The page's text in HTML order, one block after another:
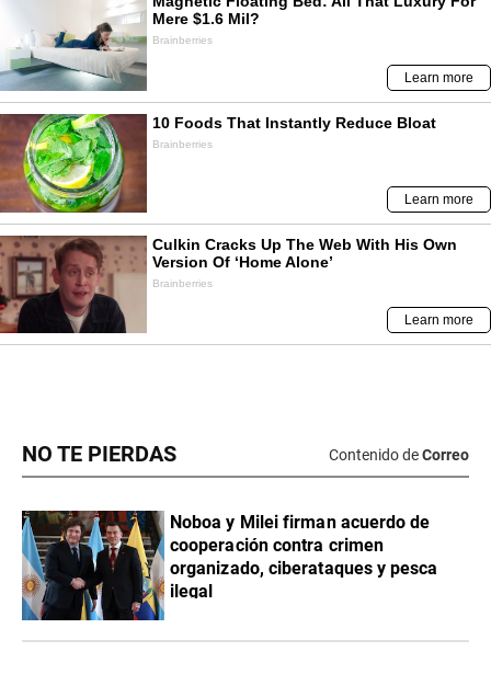
NO TE PIERDAS Contenido deCorreo
Noboa y Milei firman acuerdo de
cooperación contra crimen
organizado, ciberataques y pesca
ilegal